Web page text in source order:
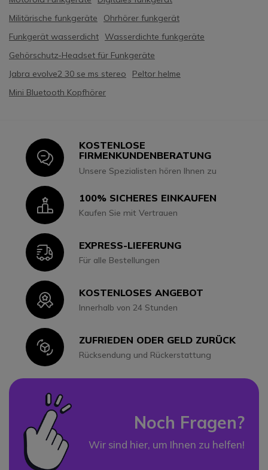
Militärische funkgeräte
Ohrhörer funkgerät
Funkgerät wasserdicht Wasserdichte funkgeräte
Gehörschutz-Headset für Funkgeräte
Jabra evolve2 30 se ms stereo
Peltor helme
Mini Bluetooth Kopfhörer
Icon
KOSTENLOSE
FIRMENKUNDENBERATUNG
Unsere Spezialisten hören Ihnen zu
Icon100% SICHERES EINKAUFEN
Kaufen Sie mit Vertrauen
IconEXPRESS-LIEFERUNG
Für alle Bestellungen
IconKOSTENLOSES ANGEBOT
Innerhalb von 24 Stunden
IconZUFRIEDEN ODER GELD ZURÜCK
Rücksendung und Rückerstattung
Noch Fragen?
Wir sind hier, um Ihnen zu helfen!